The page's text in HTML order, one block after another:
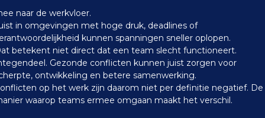
naar de werkvloer.
in omgevingen met hoge druk, deadlines of
kunnen spanningen sneller oplopen.
betekent niet direct dat een team slecht functioneert.
Gezonde conflicten kunnen juist zorgen voor
ontwikkeling en betere samenwerking.
op het werk zijn daarom niet per definitie negatief. De
waarop teams ermee omgaan maakt het verschil.